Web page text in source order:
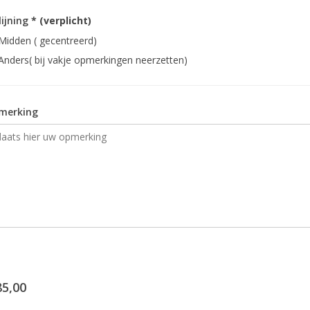
* (verplicht)
( gecentreerd)
bij vakje opmerkingen neerzetten)